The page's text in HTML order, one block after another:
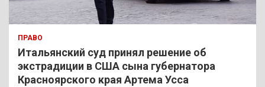
ПРАВО
Итальянский суд принял решение об
экстрадиции в США сына губернатора
Красноярского края Артема Усса